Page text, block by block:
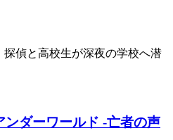
偵と高校生が深夜の学校へ潜
ンダーワールド -亡者の声